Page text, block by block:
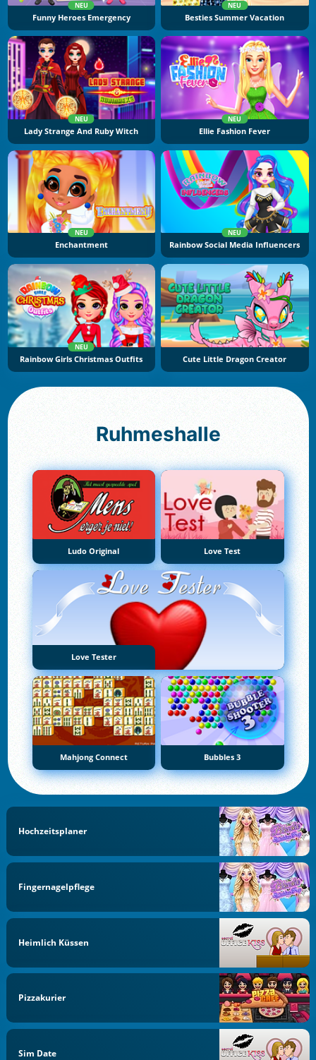
NEU
Funny Heroes Emergency
NEU
Besties Summer Vacation
NEU
Lady Strange And Ruby Witch
NEU
Ellie Fashion Fever
NEU
Enchantment
NEU
Rainbow Social Media Influencers
NEU
Rainbow Girls Christmas Outfits Cute Little Dragon Creator
Ruhmeshalle
Ludo Original Love Test
Love Tester
Mahjong Connect Bubbles 3
Hochzeitsplaner
Fingernagelpflege
Heimlich Küssen
Pizzakurier
Sim Date